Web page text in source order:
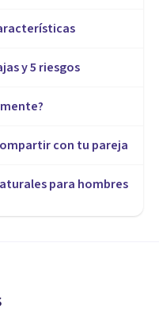
y 5 riesgos
con tu pareja
para hombres
con tu ex?